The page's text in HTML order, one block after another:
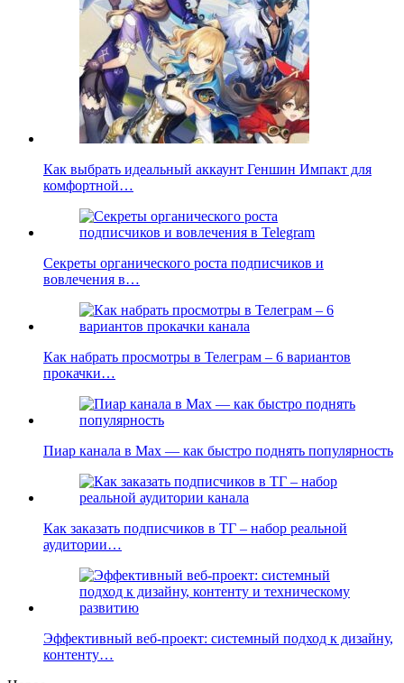
Как выбрать идеальный аккаунт Геншин Импакт для
комфортной…
Секреты органического роста подписчиков и
вовлечения в…
Как набрать просмотры в Телеграм – 6 вариантов
прокачки…
Пиар канала в Max — как быстро поднять популярность
Как заказать подписчиков в ТГ – набор реальной
аудитории…
Эффективный веб-проект: системный подход к дизайну,
контенту…